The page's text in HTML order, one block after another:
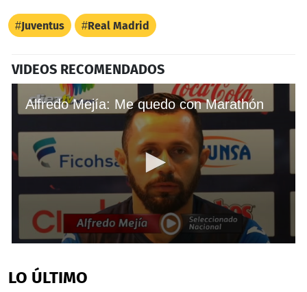
Juventus Real Madrid
VIDEOS RECOMENDADOS
Alfredo Mejía: Me quedo con Marathón
of
2
LO ÚLTIMO